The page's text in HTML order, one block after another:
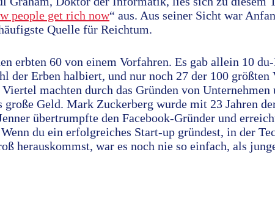
people get rich now“ aus. Aus seiner Sicht war
Quelle für Reichtum.
erbten 60 von einem Vorfahren. Es gab allein 10
der Erben halbiert, und nur noch 27 der 100 größten
machten durch das Gründen von Unternehmen
Geld. Mark Zuckerberg wurde mit 23 Jahren
übertrumpfte den Facebook-Gründer und
du ein erfolgreiches Start-up gründest, in der
herauskommst, war es noch nie so einfach, als